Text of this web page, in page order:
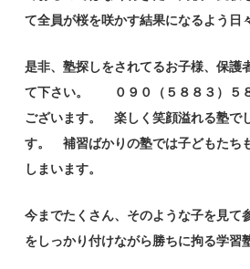
て全員が桜を咲かす結果になるよう日
是非、塾探しをされてるお子様、保護
て下さい。 ０９０（５８８３）５
ございます。 楽しく笑顔溢れる塾で
す。 補習ばかりの塾では子どもたち
しまいます。
今までたくさん、そのような子を見
をしっかり付けながら勝ちに拘る学習